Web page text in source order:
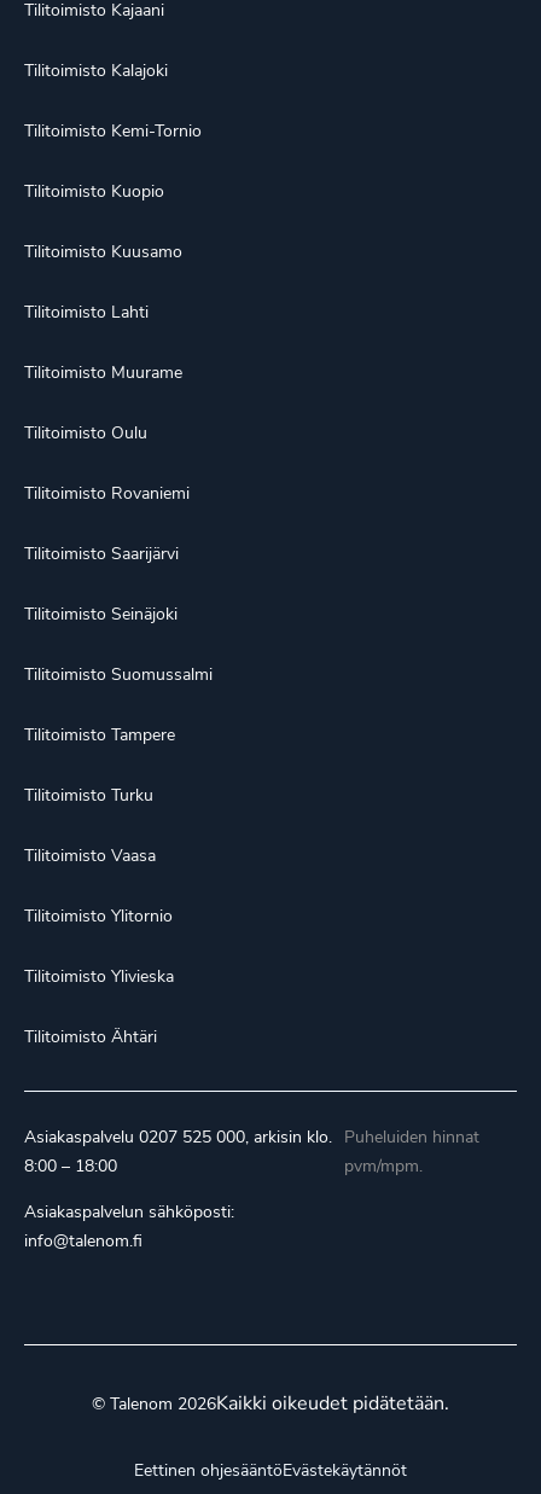
Tilitoimisto Kajaani
Tilitoimisto Kalajoki
Tilitoimisto Kemi-Tornio
Tilitoimisto Kuopio
Tilitoimisto Kuusamo
Tilitoimisto Lahti
Tilitoimisto Muurame
Tilitoimisto Oulu
Tilitoimisto Rovaniemi
Tilitoimisto Saarijärvi
Tilitoimisto Seinäjoki
Tilitoimisto Suomussalmi
Tilitoimisto Tampere
Tilitoimisto Turku
Tilitoimisto Vaasa
Tilitoimisto Ylitornio
Tilitoimisto Ylivieska
Tilitoimisto Ähtäri
Asiakaspalvelu 0207 525 000, arkisin klo.
8:00 – 18:00
Asiakaspalvelun sähköposti:
info@talenom.fi
Puheluiden hinnat
pvm/mpm.
© Talenom 2026Kaikki oikeudet pidätetään.
Eettinen ohjesääntöEvästekäytännöt